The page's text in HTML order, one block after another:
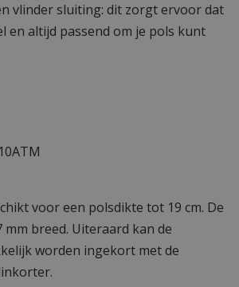
vlinder sluiting: dit zorgt ervoor dat
en altijd passend om je pols kunt
voor een polsdikte tot 19 cm. De
breed. Uiteraard kan de
worden ingekort met de